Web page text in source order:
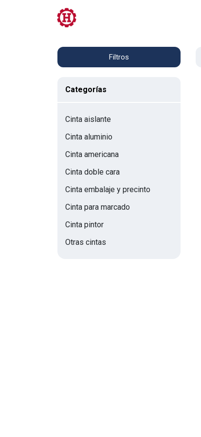
Filtros
Categorías
Cinta aislante
Cinta aluminio
Cinta americana
Cinta doble cara
Cinta embalaje y precinto
Cinta para marcado
Cinta pintor
Otras cintas